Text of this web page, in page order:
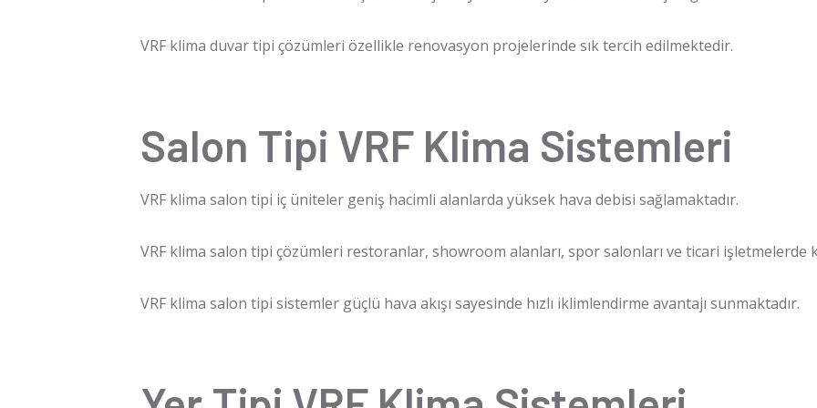
VRF klima duvar tipi çözümleri özellikle renovasyon projelerinde sık tercih edilmektedir.
Salon Tipi VRF Klima Sistemleri
VRF klima salon tipi iç üniteler geniş hacimli alanlarda yüksek hava debisi sağlamaktadır.
VRF klima salon tipi çözümleri restoranlar, showroom alanları, spor salonları ve ticari işletmelerde
VRF klima salon tipi sistemler güçlü hava akışı sayesinde hızlı iklimlendirme avantajı sunmaktadır.